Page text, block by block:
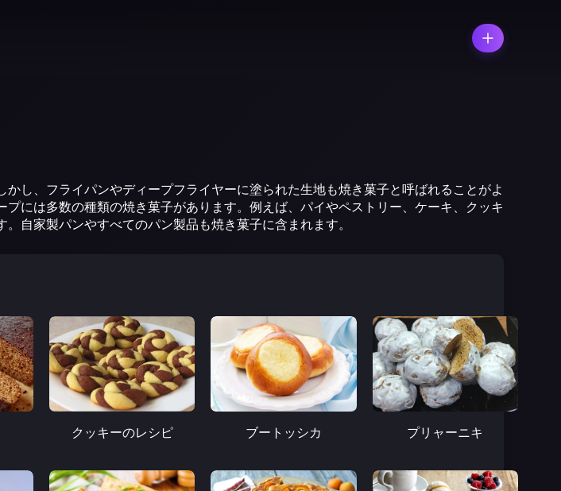
し、フライパンやディープフライヤーに塗られた生地も焼き菓子と呼ばれることがよ
には多数の種類の焼き菓子があります。例えば、パイやペストリー、ケーキ、クッキ
自家製パンやすべてのパン製品も焼き菓子に含まれます。
クッキーのレシピ ブートッシカ プリャーニキ